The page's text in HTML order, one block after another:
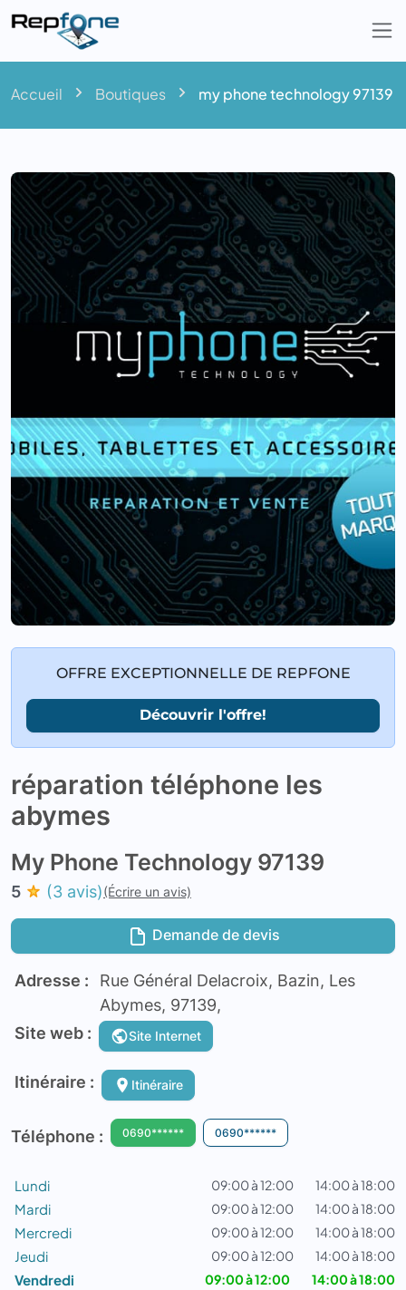
Accueil Boutiques my phone technology 97139
OFFRE EXCEPTIONNELLE DE REPFONE
Découvrir l'offre!
réparation téléphone les
abymes
My Phone Technology 97139
5 (3 avis)(Écrire un avis)
Demande de devis
Adresse :
Rue Général Delacroix, Bazin, Les
Abymes, 97139,
Site web :
Site Internet
Itinéraire : Itinéraire
Téléphone : 0690****** 0690******
Lundi 09:00 à 12:00 14:00 à 18:00
Mardi 09:00 à 12:00 14:00 à 18:00
Mercredi 09:00 à 12:00 14:00 à 18:00
Jeudi 09:00 à 12:00 14:00 à 18:00
Vendredi 09:00 à 12:00 14:00 à 18:00